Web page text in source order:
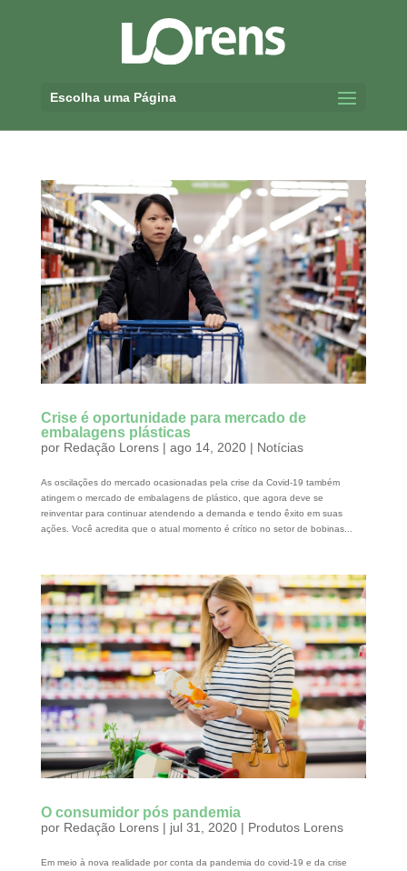
Escolha uma Página
Crise é oportunidade para mercado de
embalagens plásticas
por Redação Lorens| ago 14, 2020| Notícias
As oscilações do mercado ocasionadas pela crise da Covid-19 também
atingem o mercado de embalagens de plástico, que agora deve se
reinventar para continuar atendendo a demanda e tendo êxito em suas
ações. Você acredita que o atual momento é crítico no setor de bobinas...
O consumidor pós pandemia
por Redação Lorens| jul 31, 2020| Produtos Lorens
Em meio à nova realidade por conta da pandemia do covid-19 e da crise